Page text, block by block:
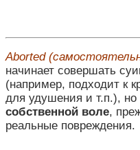
Aborted
начинает совершать
(например, подходит к
для удушения и т.п.), но
собственной воле,
реальные повреждения.